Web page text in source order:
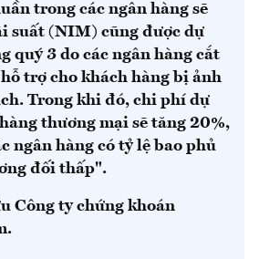
trong các ngân hàng sẽ
suất (NIM) cũng được dự
quý 3 do các ngân hàng cắt
trợ cho khách hàng bị ảnh
Trong khi đó, chi phí dự
thương mại sẽ tăng 20%,
ngân hàng có tỷ lệ bao phủ
đối thấp".
Công ty chứng khoán